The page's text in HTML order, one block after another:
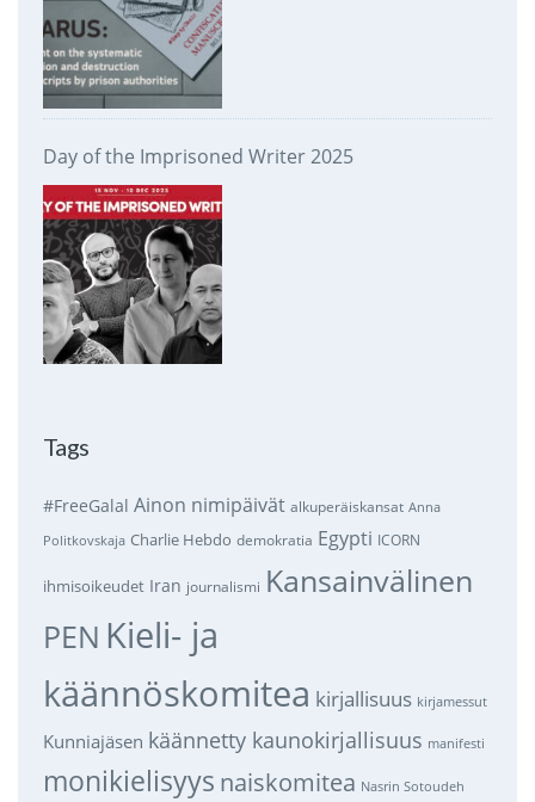
Day of the Imprisoned Writer 2025
Tags
#FreeGalal Ainon nimipäivät alkuperäiskansat Anna
Politkovskaja Charlie Hebdo demokratia Egypti ICORN
ihmisoikeudet Iran journalismi Kansainvälinen
PEN Kieli- ja
käännöskomitea kirjallisuus kirjamessut
Kunniajäsen käännetty kaunokirjallisuus manifesti
monikielisyys naiskomitea Nasrin Sotoudeh